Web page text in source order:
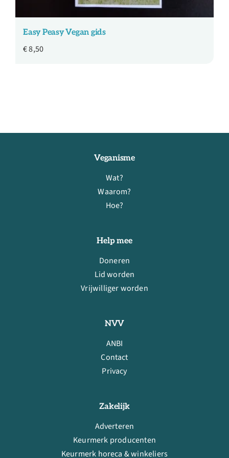
Easy Peasy Vegan gids
€8,50
Veganisme
Wat?
Waarom?
Hoe?
Help mee
Doneren
Lid worden
Vrijwilliger worden
NVV
ANBI
Contact
Privacy
Zakelijk
Adverteren
Keurmerk producenten
Keurmerk horeca & winkeliers